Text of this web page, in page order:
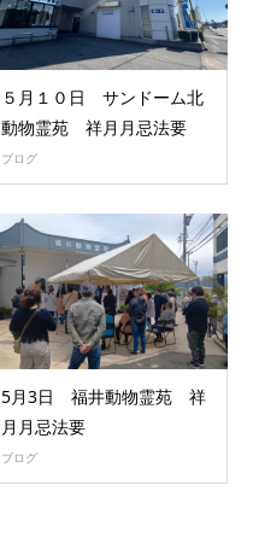
５月１０日 サンドーム北
動物霊苑 祥月月忌法要
ブログ
5月3日 福井動物霊苑 祥
月月忌法要
ブログ